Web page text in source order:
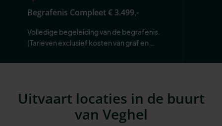
Begrafenis Compleet€ 3.499,-
Volledige begeleiding van de begrafenis.
(Tarieven exclusief kosten van graf en
Uitvaart locaties in de buurt
van Veghel